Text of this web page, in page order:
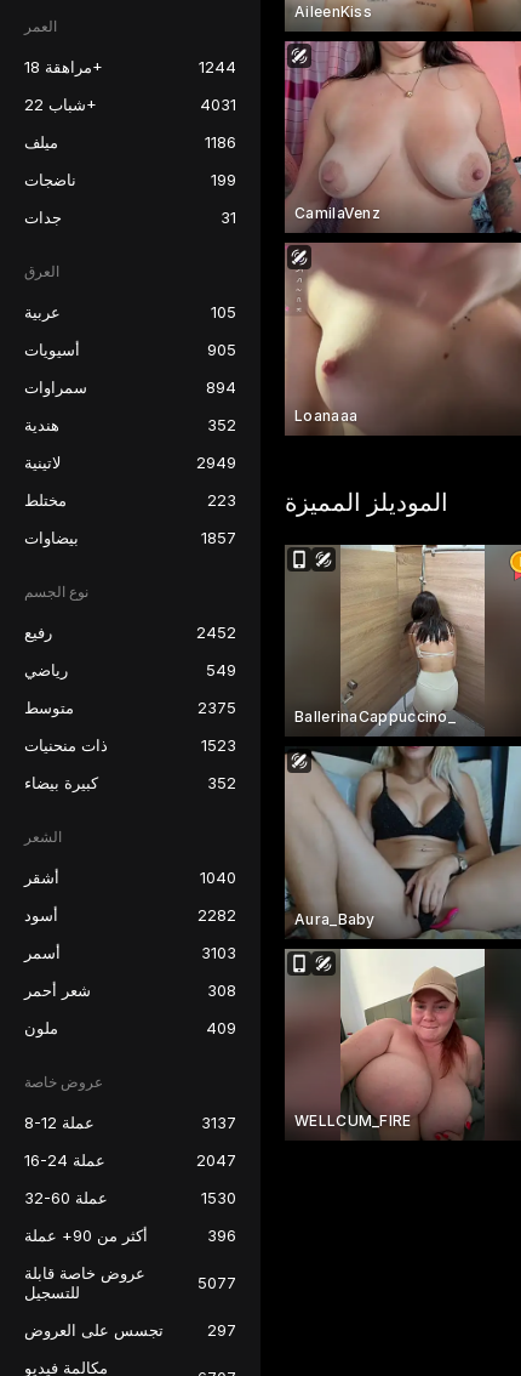
العمر
مراهقة 18+
1244
شباب 22+
4031
ميلف
1186
ناضجات
199
جدات
31
العرق
عربية
105
أسيويات
905
سمراوات
894
هندية
352
لاتينية
2949
مختلط
223
بيضاوات
1857
نوع الجسم
رفيع
2452
رياضي
549
متوسط
2375
ذات منحنيات
1523
كبيرة بيضاء
352
الشعر
أشقر
1040
أسود
2282
أسمر
3103
شعر أحمر
308
ملون
409
عروض خاصة
8-12 عملة
3137
16-24 عملة
2047
32-60 عملة
1530
أكثر من 90+ عملة
396
عروض خاصة قابلة
للتسجيل
5077
تجسس على العروض
297
مكالمة فيديو
AileenKiss
CamilaVenz
Loanaaa
الموديلز المميزة
BallerinaCappuccino_
Aura_Baby
WELLCUM_FIRE